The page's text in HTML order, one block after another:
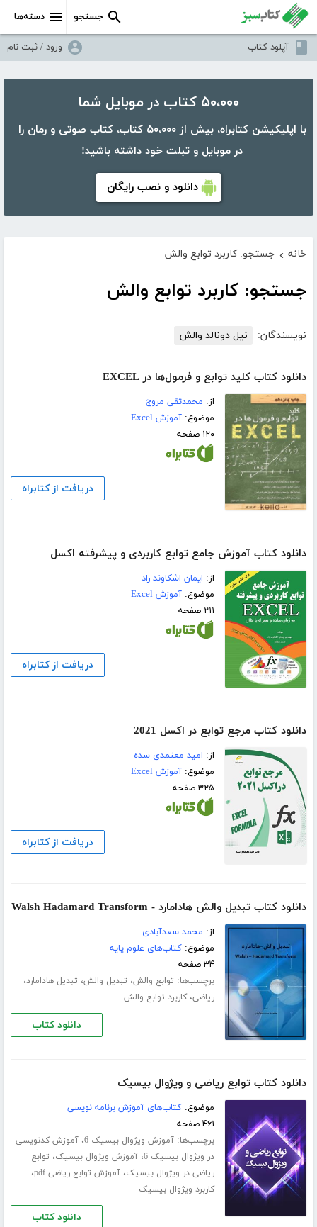
دسته‌ها جستجو
آپلود کتاب ورود / ثبت نام
۵۰،۰۰۰ کتاب در موبایل شما
با اپلیکیشن کتابراه، بیش از ۵۰،۰۰۰ کتاب، کتاب صوتی و رمان را
در موبایل و تبلت خود داشته باشید!
دانلود و نصب رایگان
خانه › جستجو: کاربرد توابع والش
جستجو: کاربرد توابع والش
نویسندگان: نیل دونالد والش
دانلود کتاب کلید توابع و فرمول‌ها در EXCEL
از: محمدتقی مروج
موضوع:آموزش Excel
۱۲۰ صفحه
دریافت از کتابراه
دانلود کتاب آموزش جامع توابع کاربردی و پیشرفته اکسل
از: ایمان اشکاوند راد
موضوع:آموزش Excel
۲۱۱ صفحه
دریافت از کتابراه
دانلود کتاب مرجع توابع در اکسل 2021
از: امید معتمدی سده
موضوع:آموزش Excel
۳۲۵ صفحه
دریافت از کتابراه
دانلود کتاب تبدیل والش هادامارد - Walsh Hadamard Transform
از: محمد سعدآبادی
موضوع:کتاب‌های علوم پایه
۳۴ صفحه
برچسب‌ها: توابع والش، تبدیل والش، تبدیل هادامارد،
ریاضی،کاربرد توابع والش
دانلود کتاب
دانلود کتاب توابع ریاضی و ویژوال بیسیک
موضوع:کتاب‌های آموزش برنامه نویسی
۴۶۱ صفحه
برچسب‌ها:آموزش ویژوال بیسیک 6 ،آموزش کدنویسی
در ویژوال بیسیک 6 ،آموزش ویژوال بیسیک، توابع
ریاضی در ویژوال بیسیک،آموزش توابع ریاضی pdf ،
کاربرد ویژوال بیسیک
دانلود کتاب